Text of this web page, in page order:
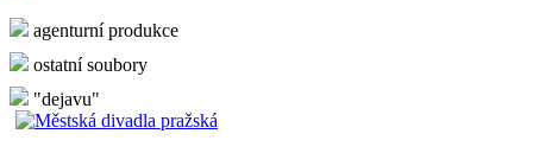
agenturní produkce
ostatní soubory
"dejavu"